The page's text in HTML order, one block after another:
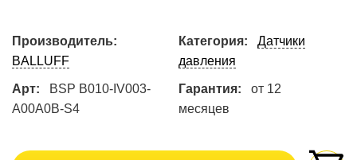
Производитель:
BALLUFF
Категория:
Датчики
давления
Арт:
BSP B010-IV003-
A00A0B-S4
Гарантия:
от 12
месяцев